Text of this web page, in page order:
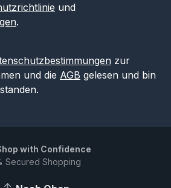
und
.
zur
und die AGB gelesen und bin
with Confidence
Secured Shopping